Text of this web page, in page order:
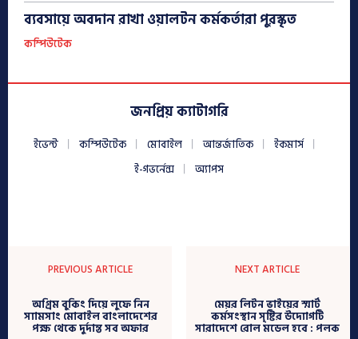
ব্যবসায়ে অবদান রাখা ওয়ালটন কর্মকর্তারা পুরস্কৃত
কম্পিউটেক
জনপ্রিয় ক্যাটাগরি
ইভেন্ট কম্পিউটেক মোবাইল আন্তর্জাতিক
ইকমার্স
ই-গভর্নেন্স
অ্যাপস
PREVIOUS ARTICLE
অগ্রিম বুকিং দিয়ে লুফে নিন
স্যামসাং মোবাইল বাংলাদেশের
পক্ষ থেকে দুর্দান্ত সব অফার
NEXT ARTICLE
মেয়র লিটন ভাইয়ের স্মার্ট
কর্মসংস্থান সৃষ্টির উদ্যোগটি
সারাদেশে রোল মডেল হবে : পলক